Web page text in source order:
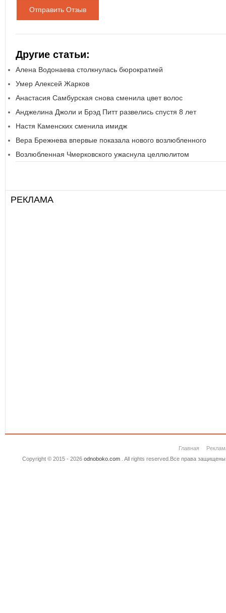
Отправить Отзыв
Другие статьи:
Алена Водонаева столкнулась бюрократией
Умер Алексей Жарков
Анастасия Самбурская снова сменила цвет волос
Анджелина Джоли и Брэд Питт развелись спустя 8 лет
Настя Каменских сменила имидж
Вера Брежнева впервые показала нового возлюбленного
Возлюбленная Чмерковского ужаснула целлюлитом
РЕКЛАМА
Главная
Copyright © 2015 - 2026 odnoboko.com. All rights reserved.Все права защищены.